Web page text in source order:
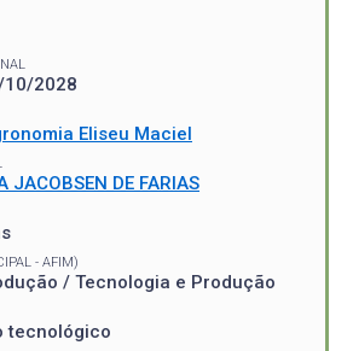
2028
Eliseu Maciel
JACOBSEN DE FARIAS
- AFIM)
/ Tecnologia e Produção
tecnológico